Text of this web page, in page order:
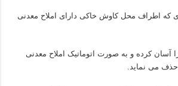
که اطراف محل کاوش خاکی دارای املاح معدنی
را آسان کرده و به صورت اتوماتیک املاح معدنی
می نماید.